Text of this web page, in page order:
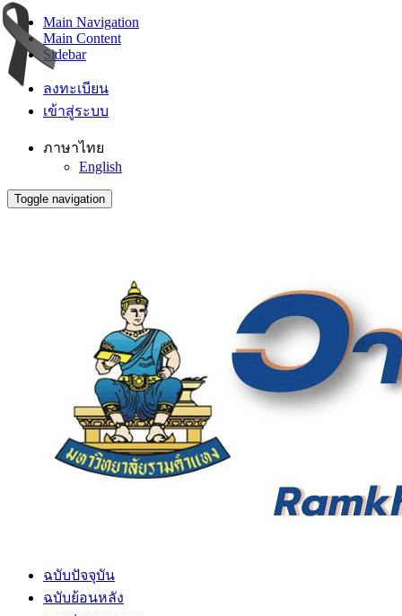
Main Navigation
Main Content
Sidebar
ลงทะเบียน
เข้าสู่ระบบ
ภาษาไทย
English
Toggle navigation
ฉบับปัจจุบัน
ฉบับย้อนหลัง